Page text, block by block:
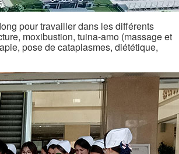
pour travailler dans les différents
moxibustion, tuina-amo (massage et
pose de cataplasmes, diététique,